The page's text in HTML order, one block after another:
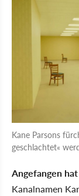
Kane Parsons
geschlachtet«
Angefangen
Kanalnamen